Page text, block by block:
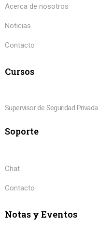
Acerca de nosotros
Noticias
Contacto
Cursos
Supervisor de Seguridad Privada
Soporte
Chat
Contacto
Notas y Eventos